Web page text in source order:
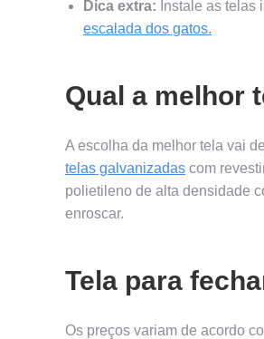
Dica extra: Instale as telas
escalada dos gatos.
Qual a melhor
A escolha da melhor tela vai
telas galvanizadas com
polietileno de alta densidade
enroscar.
Tela para
Os preços variam de acordo